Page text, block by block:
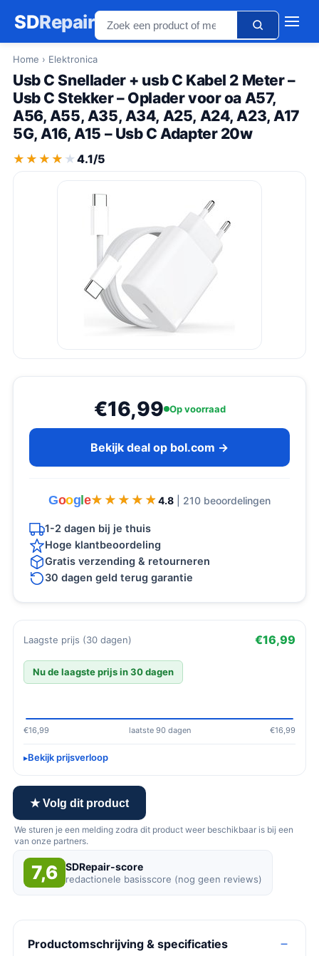
SDRepair
Home › Elektronica
Usb C Snellader + usb C Kabel 2 Meter –
Usb C Stekker – Oplader voor oa A57,
A56, A55, A35, A34, A25, A24, A23, A17
5G, A16, A15 – Usb C Adapter 20w
★★★★★
★★★★★ 4.1/5
€16,99 Op voorraad
Bekijk deal op bol.com →
Goog e★★★★★
★★★★★ 4.8 | 210 beoordelingen
1-2 dagen bij je thuis
Hoge klantbeoordeling
Gratis verzending & retourneren
30 dagen geld terug garantie
Laagste prijs (30 dagen) €16,99
Nu de laagste prijs in 30 dagen
€16,99 laatste 90 dagen €16,99
Bekijk prijsverloop
★ Volg dit product
We sturen je een melding zodra dit product weer beschikbaar is bij een
van onze partners.
7,6 SDRepair-score
redactionele basisscore (nog geen reviews)
Productomschrijving & specificaties